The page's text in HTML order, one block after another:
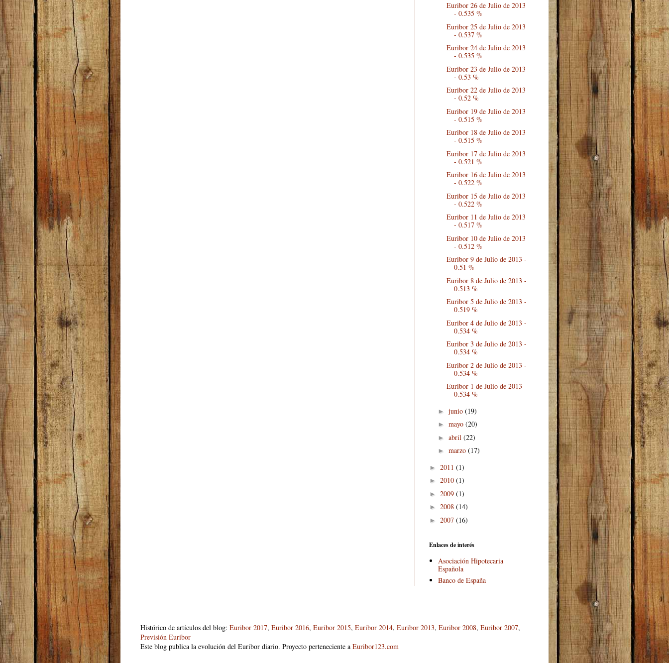
Euribor 26 de Julio de 2013
- 0.535 %
Euribor 25 de Julio de 2013
- 0.537 %
Euribor 24 de Julio de 2013
- 0.535 %
Euribor 23 de Julio de 2013
- 0.53 %
Euribor 22 de Julio de 2013
- 0.52 %
Euribor 19 de Julio de 2013
- 0.515 %
Euribor 18 de Julio de 2013
- 0.515 %
Euribor 17 de Julio de 2013
- 0.521 %
Euribor 16 de Julio de 2013
- 0.522 %
Euribor 15 de Julio de 2013
- 0.522 %
Euribor 11 de Julio de 2013
- 0.517 %
Euribor 10 de Julio de 2013
- 0.512 %
Euribor 9 de Julio de 2013 -
0.51 %
Euribor 8 de Julio de 2013 -
0.513 %
Euribor 5 de Julio de 2013 -
0.519 %
Euribor 4 de Julio de 2013 -
0.534 %
Euribor 3 de Julio de 2013 -
0.534 %
Euribor 2 de Julio de 2013 -
0.534 %
Euribor 1 de Julio de 2013 -
0.534 %
► junio (19)
► mayo (20)
► abril (22)
► marzo (17)
► 2011 (1)
► 2010 (1)
► 2009 (1)
► 2008 (14)
► 2007 (16)
Enlaces de interés
Asociación Hipotecaria
Española
Banco de España
Histórico de artículos del blog: Euribor 2017, Euribor 2016, Euribor 2015, Euribor 2014, Euribor 2013, Euribor 2008, Euribor 2007,
Previsión Euribor
Este blog publica la evolución del Euribor diario. Proyecto perteneciente a Euribor123.com